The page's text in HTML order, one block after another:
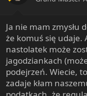
Ja nie mam zmysłu
że komuś się udaje.
nastolatek może
jagodziankach
podejrzeń. Wiecie,
zadaje kłam